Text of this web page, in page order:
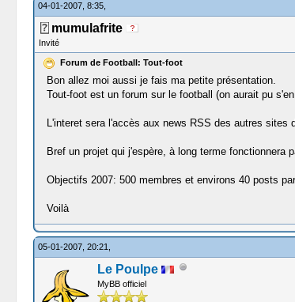
04-01-2007, 8:35,
mumulafrite
Invité
Forum de Football: Tout-foot
Bon allez moi aussi je fais ma petite présentation.
Tout-foot est un forum sur le football (on aurait pu
L'interet sera l'accès aux news RSS des autres
Bref un projet qui j'espère, à long terme fonctionnera
Objectifs 2007: 500 membres et environs 40 posts
Voilà
05-01-2007, 20:21,
Le Poulpe
MyBB officiel